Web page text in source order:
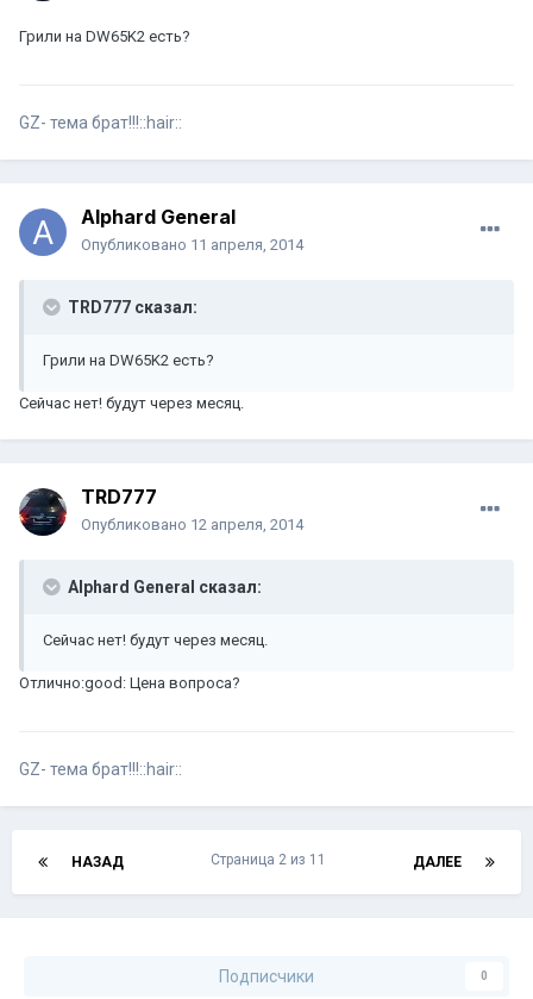
Грили на DW65K2 есть?
GZ- тема брат!!!::hair::
Alphard General
Опубликовано 11 апреля, 2014
TRD777 сказал:
Грили на DW65K2 есть?
Сейчас нет! будут через месяц.
TRD777
Опубликовано 12 апреля, 2014
Alphard General сказал:
Сейчас нет! будут через месяц.
Отлично:good: Цена вопроса?
GZ- тема брат!!!::hair::
НАЗАД ДАЛЕЕ
Страница 2 из 11
Подписчики 0